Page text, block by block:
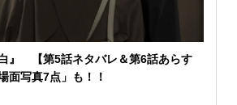
』 【第5話ネタバレ＆第6話あらす
写真7点」も！！